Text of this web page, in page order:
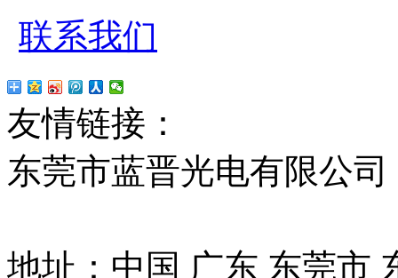
联系我们
友情链接：
东莞市蓝晋光电有限公
地址：中国 广东 东莞市